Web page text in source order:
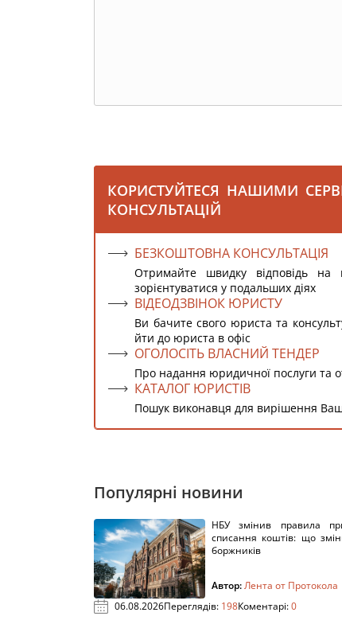
КОРИСТУЙТЕСЯ НАШИМИ
КОНСУЛЬТАЦІЙ
БЕЗКОШТОВНА КОНСУЛЬТАЦІЯ
Отримайте швидку відповідь
зорієнтуватися у подальших діях
ВІДЕОДЗВІНОК ЮРИСТУ
Ви бачите свого юриста та
йти до юриста в офіс
ОГОЛОСІТЬ ВЛАСНИЙ ТЕНДЕР
Про надання юридичної послуги та
КАТАЛОГ ЮРИСТІВ
Пошук виконавця для вирішення
Популярні новини
НБУ змінив правила
списання коштів: що
боржників
Автор:Лента от Протокола
06.08.2026Переглядів: 198Коментарі:0